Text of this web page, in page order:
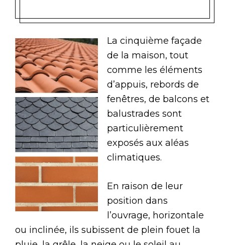
La cinquième façade
de la maison, tout
comme les éléments
d’appuis, rebords de
fenêtres, de balcons et
balustrades sont
particulièrement
exposés aux aléas
climatiques.
En raison de leur
position dans
l’ouvrage, horizontale
ou inclinée, ils subissent de plein fouet la